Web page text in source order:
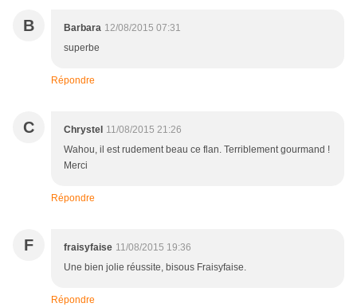
B Barbara 12/08/2015 07:31
superbe
Répondre
C Chrystel 11/08/2015 21:26
Wahou, il est rudement beau ce flan. Terriblement gourmand !
Merci
Répondre
F fraisyfaise 11/08/2015 19:36
Une bien jolie réussite, bisous Fraisyfaise.
Répondre